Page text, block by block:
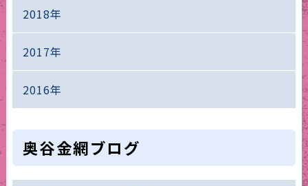
2018年
2017年
2016年
奥谷金網ブログ